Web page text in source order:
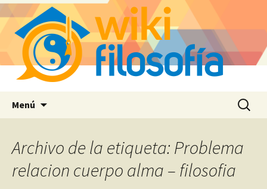
Menú Buscar:
Archivo de la etiqueta: Problema
relacion cuerpo alma – filosofia